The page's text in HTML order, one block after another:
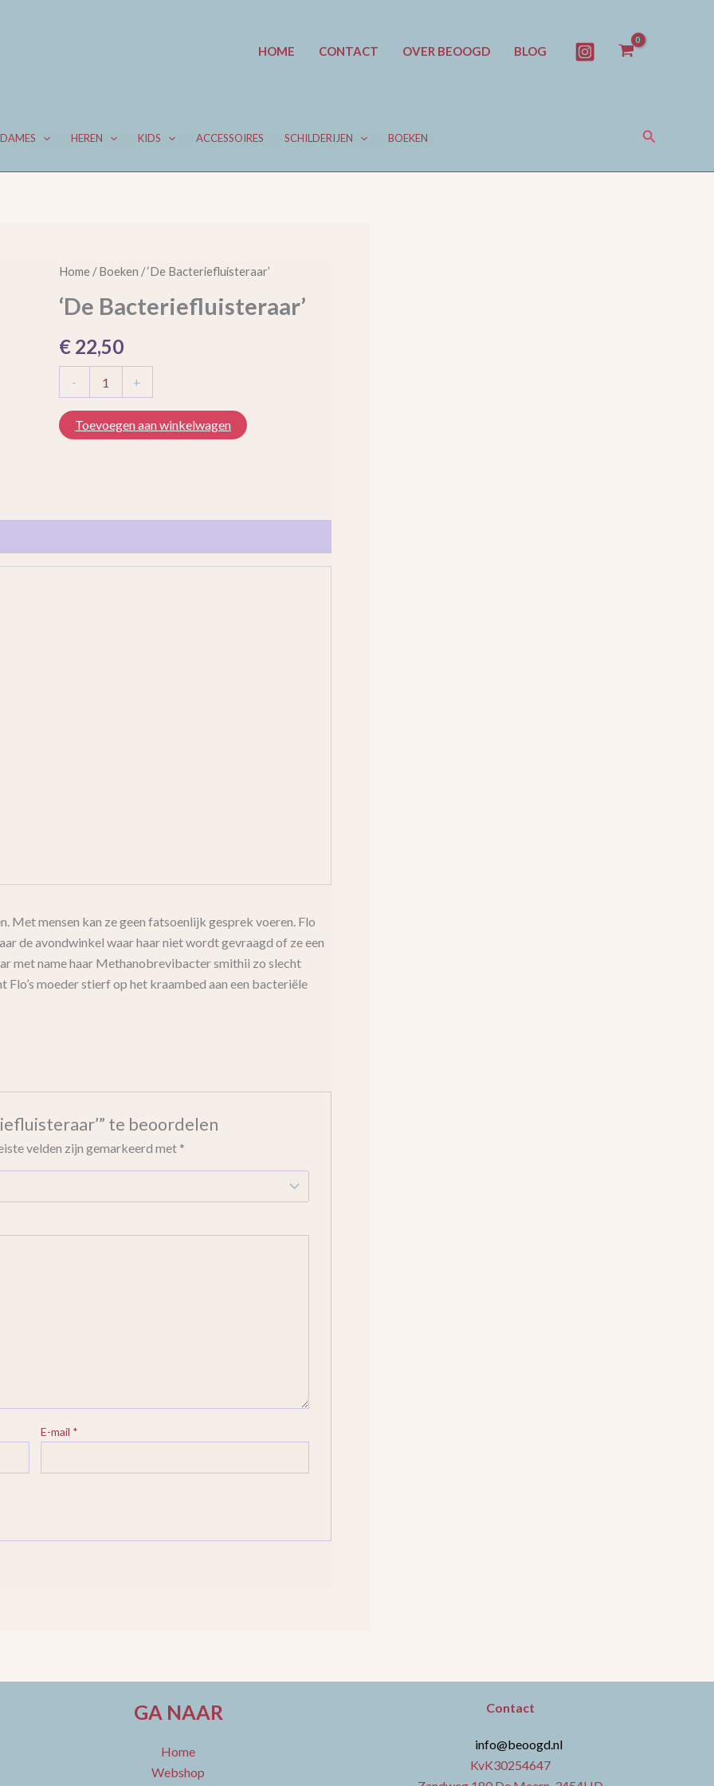
HOME CONTACT OVER BEOOGD BLOG
DAMES HEREN KIDS ACCESSOIRES SCHILDERIJEN BOEKEN Zoeken
Home/Boeken / ‘De Bacteriefluisteraar’
‘De Bacteriefluisteraar’
€22,50
-
'De
aantal
+
Toevoegen aan winkelwagen
Met mensen kan ze geen fatsoenlijk gesprek voeren. Flo
de avondwinkel waar haar niet wordt gevraagd of ze een
met name haar Methanobrevibacter smithii zo slecht
moeder stierf op het kraambed aan een bacteriële
te beoordelen
velden zijn gemarkeerd met *
E-mail *
GA NAAR
Home
Webshop
Contact
info@beoogd.nl
KvK30254647